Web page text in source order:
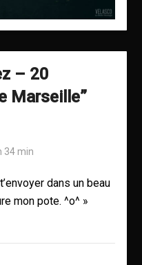
– 20
Marseille”
34 min
dans un beau
mon pote. ^o^ »